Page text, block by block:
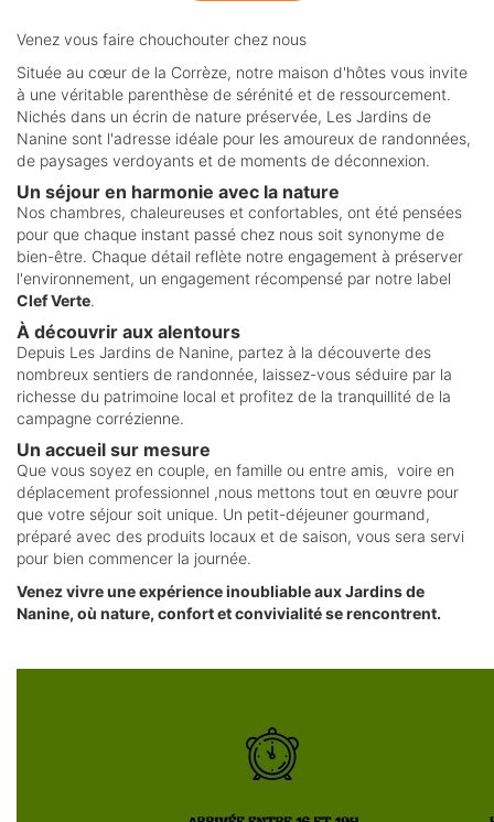
Venez vous faire chouchouter chez nous
Située au cœur de la Corrèze, notre maison d'hôtes vous invite
à une véritable parenthèse de sérénité et de ressourcement.
Nichés dans un écrin de nature préservée, Les Jardins de
Nanine sont l'adresse idéale pour les amoureux de randonnées,
de paysages verdoyants et de moments de déconnexion.
Un séjour en harmonie avec la nature
Nos chambres, chaleureuses et confortables, ont été pensées
pour que chaque instant passé chez nous soit synonyme de
bien-être. Chaque détail reflète notre engagement à préserver
l'environnement, un engagement récompensé par notre label
Clef Verte.
À découvrir aux alentours
Depuis Les Jardins de Nanine, partez à la découverte des
nombreux sentiers de randonnée, laissez-vous séduire par la
richesse du patrimoine local et profitez de la tranquillité de la
campagne corrézienne.
Un accueil sur mesure
Que vous soyez en couple, en famille ou entre amis, voire en
déplacement professionnel ,nous mettons tout en œuvre pour
que votre séjour soit unique. Un petit-déjeuner gourmand,
préparé avec des produits locaux et de saison, vous sera servi
pour bien commencer la journée.
Venez vivre une expérience inoubliable aux Jardins de
Nanine, où nature, confort et convivialité se rencontrent.